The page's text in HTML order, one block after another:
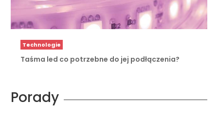
Technologie
Taśma led co potrzebne do jej podłączenia?
Porady